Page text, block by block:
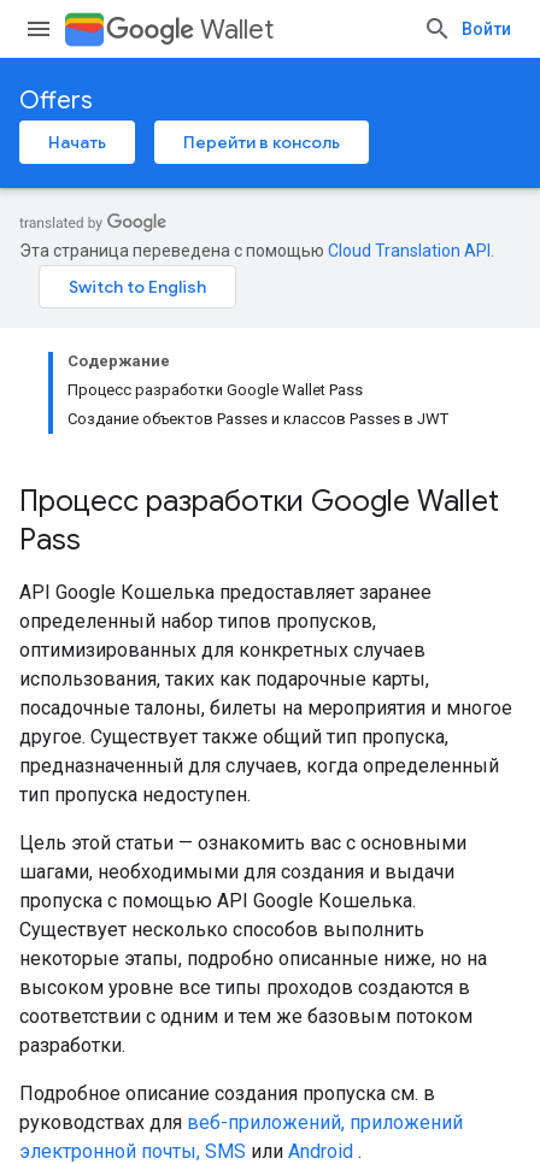
Wallet Войти
Offers
Начать Перейти в консоль
Эта страница переведена с помощью Cloud Translation API
Содержание
Процесс разработки Google Wallet Pass
Создание объектов Passes и классов Passes в JWT
Процесс разработки Google Wallet
Pass
API Google Кошелька предоставляет заранее
определенный набор типов пропусков,
оптимизированных для конкретных случаев
использования, таких как подарочные карты,
посадочные талоны, билеты на мероприятия и многое
другое. Существует также общий тип пропуска,
предназначенный для случаев, когда определенный
тип пропуска недоступен.
Цель этой статьи — ознакомить вас с основными
шагами, необходимыми для создания и выдачи
пропуска с помощью API Google Кошелька.
Существует несколько способов выполнить
некоторые этапы, подробно описанные ниже, но на
высоком уровне все типы проходов создаются в
соответствии с одним и тем же базовым потоком
разработки.
Подробное описание создания пропуска см. в
руководствах для веб-приложений, приложений
электронной почты, SMS или Android .